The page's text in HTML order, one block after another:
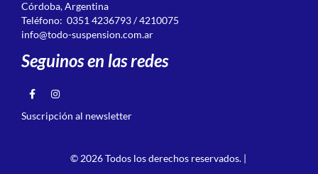
Córdoba, Argentina
Teléfono: 0351 4236793 / 4210075
info@todo-suspension.com.ar
Seguinos en las redes
Suscripción al newsletter
© 2026 Todos los derechos reservados. |